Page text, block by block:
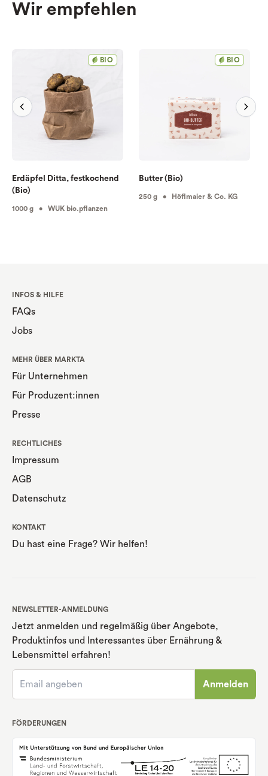
Wir empfehlen
BIO
Erdäpfel Ditta, festkochend
(Bio)
1000 g • WUK bio.pflanzen
BIO
Butter (Bio)
250 g • Höflmaier & Co. KG
INFOS & HILFE
FAQs
Jobs
MEHR ÜBER MARKTA
Für Unternehmen
Für Produzent:innen
Presse
RECHTLICHES
Impressum
AGB
Datenschutz
KONTAKT
Du hast eine Frage? Wir helfen!
NEWSLETTER-ANMELDUNG
Jetzt anmelden und regelmäßig über Angebote,
Produktinfos und Interessantes über Ernährung &
Lebensmittel erfahren!
Anmelden
FÖRDERUNGEN